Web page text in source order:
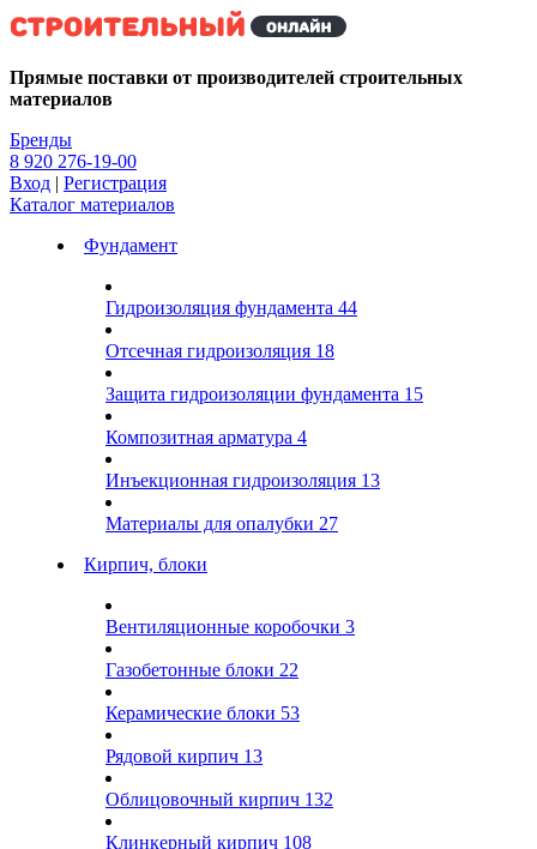
Kg
Прямые поставки от производителей строительных
материалов
Бренды
8 920 276-19-00
Вход | Регистрация
Каталог материалов
Фундамент
Гидроизоляция фундамента 44
Отсечная гидроизоляция 18
Защита гидроизоляции фундамента 15
Композитная арматура 4
Инъекционная гидроизоляция 13
Материалы для опалубки 27
Кирпич, блоки
Вентиляционные коробочки 3
Газобетонные блоки 22
Керамические блоки 53
Рядовой кирпич 13
Облицовочный кирпич 132
Клинкерный кирпич 108